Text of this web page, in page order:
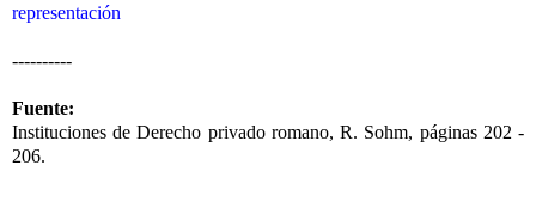
representación
----------
Fuente:
Instituciones de Derecho privado romano, R. Sohm, páginas 202 -
206.